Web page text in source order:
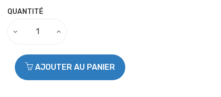
QUANTITÉ
AJOUTER AU PANIER